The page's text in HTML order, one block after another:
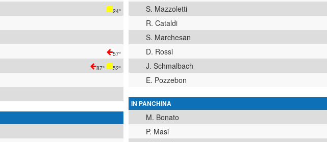
24°
57°
87° 52°
S. Mazzoletti
R. Cataldi
S. Marchesan
D. Rossi
J. Schmalbach
E. Pozzebon
IN PANCHINA
M. Bonato
P. Masi